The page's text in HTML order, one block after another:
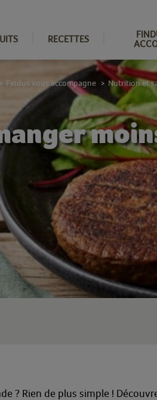
RECETTES
> Findus vous accompagne > Nutrition et
? Rien de plus simple !